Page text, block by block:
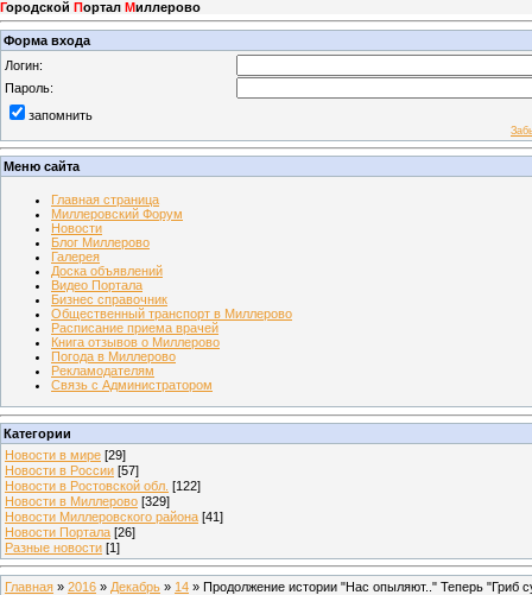
Городской Портал Миллерово
Форма входа
Логин:
Пароль:
запомнить
Меню сайта
Главная страница
Миллеровский Форум
Новости
Блог Миллерово
Галерея
Доска объявлений
Видео Портала
Бизнес справочник
Общественный транспорт в Миллерово
Расписание приема врачей
Книга отзывов о Миллерово
Погода в Миллерово
Рекламодателям
Связь с Администратором
Категории
Новости в мире [29]
Новости в России [57]
Новости в Ростовской обл. [122]
Новости в Миллерово [329]
Новости Миллеровского района [41]
Новости Портала [26]
Разные новости [1]
Главная » 2016 » Декабрь » 14 » Продолжение истории "Нас опыляют.." Теперь "Гриб